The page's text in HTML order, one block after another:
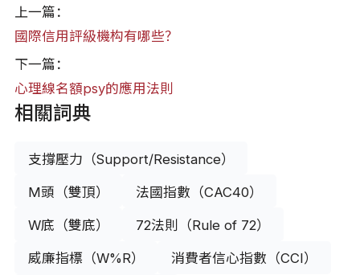
上一篇：
國際信用評級機构有哪些？
下一篇：
心理線名額psy的應用法則
相關詞典
支撐壓力（Support/Resistance）
M頭（雙頂） 法國指數（CAC40）
W底（雙底） 72法則（Rule of 72）
威廉指標（W%R） 消費者信心指數（CCI）